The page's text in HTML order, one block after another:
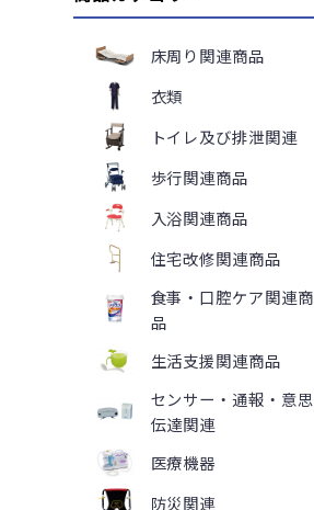
床周り関連商品
衣類
トイレ及び排泄関連
歩行関連商品
入浴関連商品
住宅改修関連商品
食事・口腔ケア関連商
品
生活支援関連商品
センサー・通報・意思
伝達関連
医療機器
防災関連